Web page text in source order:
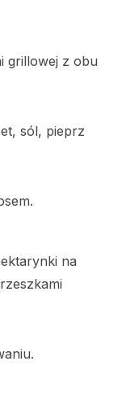
grillowej z obu
sól, pieprz
na